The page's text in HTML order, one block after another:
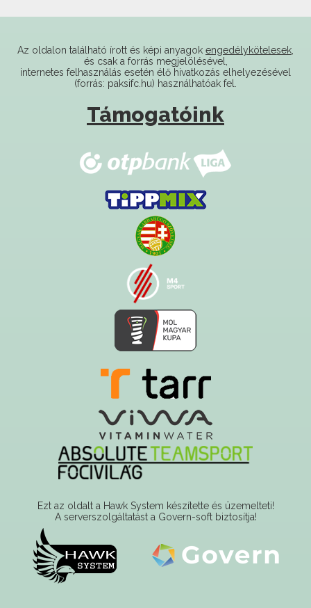
internetes felhasználás esetén élő hivatkozás elhelyezésével
(forrás: paksifc.hu) használhatóak fel.
Támogatóink
Ezt az oldalt a Hawk System készítette és üzemelteti!